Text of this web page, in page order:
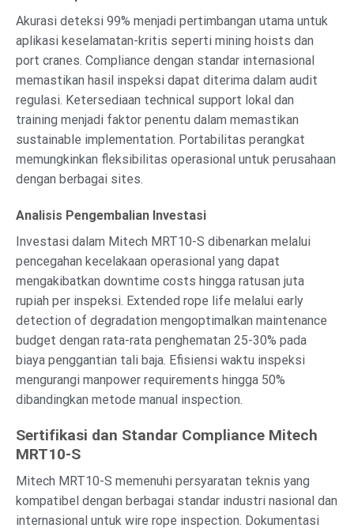
Akurasi deteksi 99% menjadi pertimbangan utama untuk
aplikasi keselamatan-kritis seperti mining hoists dan
port cranes. Compliance dengan standar internasional
memastikan hasil inspeksi dapat diterima dalam audit
regulasi. Ketersediaan technical support lokal dan
training menjadi faktor penentu dalam memastikan
sustainable implementation. Portabilitas perangkat
memungkinkan fleksibilitas operasional untuk perusahaan
dengan berbagai sites.
Analisis Pengembalian Investasi
Investasi dalam Mitech MRT10-S dibenarkan melalui
pencegahan kecelakaan operasional yang dapat
mengakibatkan downtime costs hingga ratusan juta
rupiah per inspeksi. Extended rope life melalui early
detection of degradation mengoptimalkan maintenance
budget dengan rata-rata penghematan 25-30% pada
biaya penggantian tali baja. Efisiensi waktu inspeksi
mengurangi manpower requirements hingga 50%
dibandingkan metode manual inspection.
Sertifikasi dan Standar Compliance Mitech
MRT10-S
Mitech MRT10-S memenuhi persyaratan teknis yang
kompatibel dengan berbagai standar industri nasional dan
internasional untuk wire rope inspection. Dokumentasi